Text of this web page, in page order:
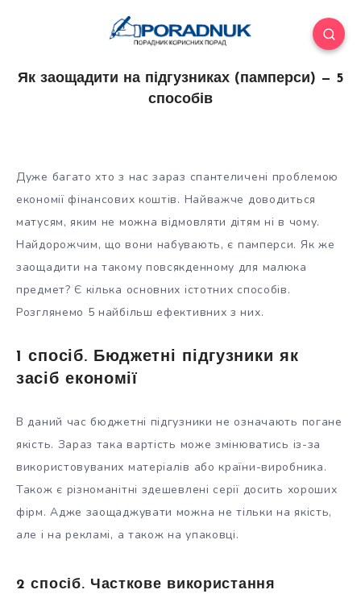
Як заощадити на підгузниках (памперси) — 5
способів
Дуже багато хто з нас зараз спантеличені проблемою
економії фінансових коштів. Найважче доводиться
матусям, яким не можна відмовляти дітям ні в чому.
Найдорожчим, що вони набувають, є памперси. Як же
заощадити на такому повсякденному для малюка
предмет? Є кілька основних істотних способів.
Розглянемо 5 найбільш ефективних з них.
1 спосіб. Бюджетні підгузники як
засіб економії
В даний час бюджетні підгузники не означають погане
якість. Зараз така вартість може змінюватись із-за
використовуваних матеріалів або країни-виробника.
Також є різноманітні здешевлені серії досить хороших
фірм. Адже заощаджувати можна не тільки на якість,
але і на рекламі, а також на упаковці.
2 спосіб. Часткове використання